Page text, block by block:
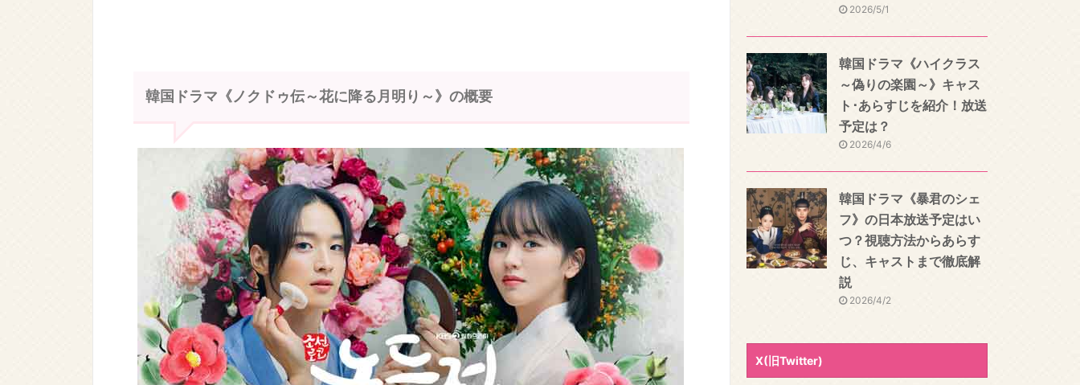
韓国ドラマ《ノクドゥ伝～花に降る月明り～》の概要
2026/5/1
韓国ドラマ《ハイクラス
～偽りの楽園～》キャス
ト･あらすじを紹介！放送
予定は？
2026/4/6
韓国ドラマ《暴君のシェ
フ》の日本放送予定はい
つ？視聴方法からあらす
じ、キャストまで徹底解
説
2026/4/2
X(旧Twitter)